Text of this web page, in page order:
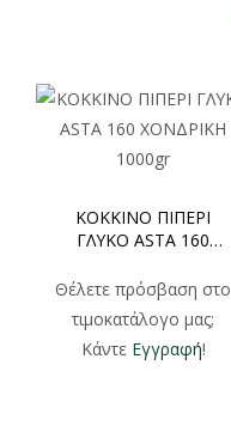
ΚΟΚΚΙΝΟ ΠΙΠΕΡΙ
ΓΛΥΚΟ ASTA 160
Θέλετε πρόσβαση στο
τιμοκατάλογο μας;
Κάντε Εγγραφή!